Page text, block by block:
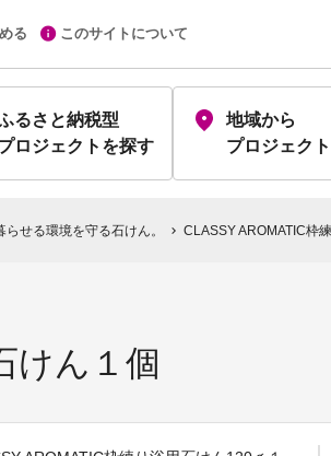
る このサイトについて
るさと納税型
ロジェクト を探す
地域から
プロジェク
せる環境を守る石けん。 chevron_right CLASSY AROMATIC枠
けん１個